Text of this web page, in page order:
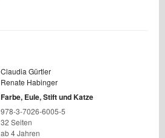
Claudia Gürtler
Renate Habinger
Farbe, Eule, Stift und Katze
978-3-7026-6005-5
32 Seiten
ab 4 Jahren